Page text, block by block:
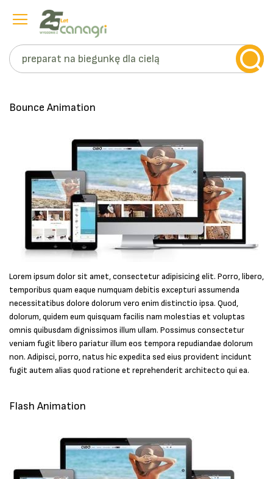
Szukaj
Bounce Animation
Lorem ipsum dolor sit amet, consectetur adipisicing elit. Porro, libero,
temporibus quam eaque numquam debitis excepturi assumenda
necessitatibus dolore dolorum vero enim distinctio ipsa. Quod,
dolorum, quidem eum quisquam facilis nam molestias et voluptas
omnis quibusdam dignissimos illum ullam. Possimus consectetur
veniam fugit libero pariatur illum eos tempora repudiandae dolorum
non. Adipisci, porro, natus hic expedita sed eius provident incidunt
fugit autem alias quod ratione et reprehenderit architecto qui ea.
Flash Animation